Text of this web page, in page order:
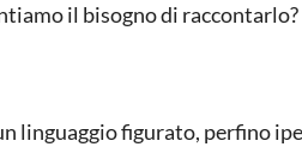
il bisogno di raccontarlo?
linguaggio figurato, perfino